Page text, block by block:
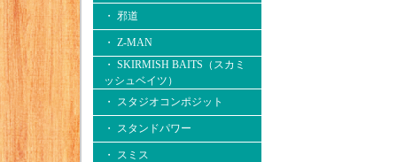
・ 邪道
・ Z-MAN
・ SKIRMISH BAITS（スカミ
ッシュベイツ）
・ スタジオコンポジット
・ スタンドパワー
・ スミス